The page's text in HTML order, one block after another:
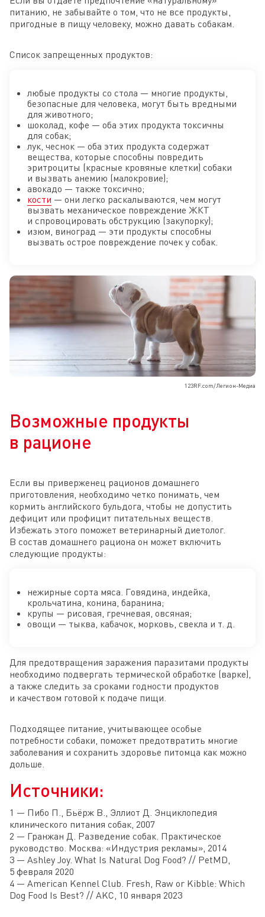
питанию, не забывайте о том, что не все продукты,
пригодные в пищу человеку, можно давать собакам.
Список запрещенных продуктов:
любые продукты со стола — многие продукты,
безопасные для человека, могут быть вредными
для животного;
шоколад, кофе — оба этих продукта токсичны
для собак;
лук, чеснок — оба этих продукта содержат
вещества, которые способны повредить
эритроциты (красные кровяные клетки) собаки
и вызвать анемию (малокровие);
авокадо — также токсично;
кости — они легко раскалываются, чем могут
вызвать механическое повреждение ЖКТ
и спровоцировать обструкцию (закупорку);
изюм, виноград — эти продукты способны
вызвать острое повреждение почек у собак.
123RF.com/Легион-Медиа
Возможные продукты
в рационе
Если вы приверженец рационов домашнего
приготовления, необходимо четко понимать, чем
кормить английского бульдога, чтобы не допустить
дефицит или профицит питательных веществ.
Избежать этого поможет ветеринарный диетолог.
В состав домашнего рациона он может включить
следующие продукты:
нежирные сорта мяса. Говядина, индейка,
крольчатина, конина, баранина;
крупы — рисовая, гречневая, овсяная;
овощи — тыква, кабачок, морковь, свекла и т. д.
Для предотвращения заражения паразитами продукты
необходимо подвергать термической обработке (варке),
а также следить за сроками годности продуктов
и качеством готовой к подаче пищи.
Подходящее питание, учитывающее особые
потребности собаки, поможет предотвратить многие
заболевания и сохранить здоровье питомца как можно
дольше.
Источники:
1 — Пибо П., Бьёрж В., Эллиот Д. Энциклопедия
клинического питания собак, 2007
2 — Гранжан Д. Разведение собак. Практическое
руководство. Москва: «Индустрия рекламы», 2014
3 — Ashley Joy. What Is Natural Dog Food? // PetMD,
5 февраля 2020
4 — American Kennel Club. Fresh, Raw or Kibble: Which
Dog Food Is Best? // AKC, 10 января 2023